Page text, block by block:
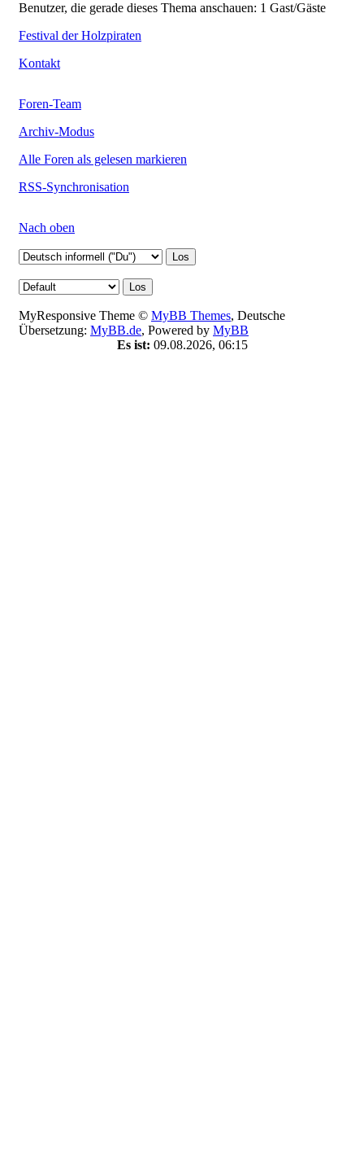
Benutzer, die gerade dieses Thema anschauen: 1 Gast/Gäste
Festival der Holzpiraten
Kontakt
Foren-Team
Archiv-Modus
Alle Foren als gelesen markieren
RSS-Synchronisation
Nach oben
MyResponsive Theme © MyBB Themes, Deutsche
Übersetzung: MyBB.de, Powered by MyBB
Es ist: 09.08.2026, 06:15